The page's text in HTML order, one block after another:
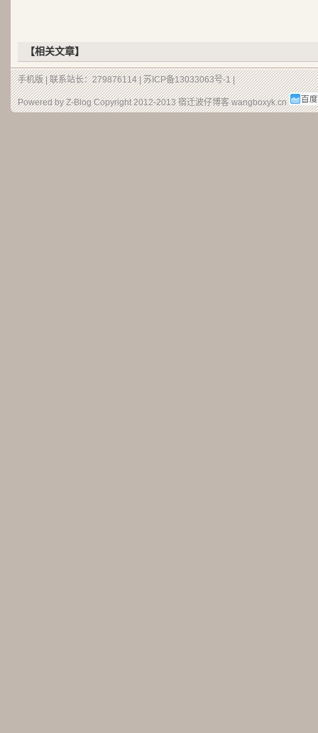
【相关文章】
手机版| 联系站长：279876114 |苏ICP备13033063号-1|
Powered by Z-Blog Copyright 2012-2013宿迁波仔博客wangboxyk.cn